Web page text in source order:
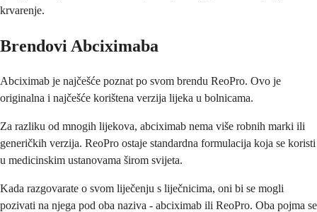
krvarenje.
Brendovi Abciximaba
Abciximab je najčešće poznat po svom brendu ReoPro. Ovo je
originalna i najčešće korištena verzija lijeka u bolnicama.
Za razliku od mnogih lijekova, abciximab nema više robnih marki ili
generičkih verzija. ReoPro ostaje standardna formulacija koja se koristi
u medicinskim ustanovama širom svijeta.
Kada razgovarate o svom liječenju s liječnicima, oni bi se mogli
pozivati na njega pod oba naziva - abciximab ili ReoPro. Oba pojma se